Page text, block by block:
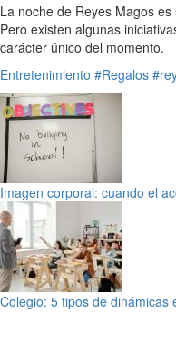
La noche de Reyes Magos
Pero existen algunas
carácter único del momento.
Entretenimiento #Regalos
Imagen corporal: cuando el
Colegio: 5 tipos de